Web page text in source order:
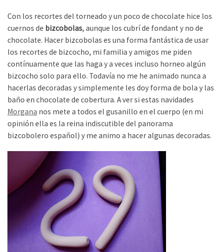
Con los recortes del torneado y un poco de chocolate hice los
cuernos de bizcobolas, aunque los cubrí de fondant y no de
chocolate. Hacer bizcobolas es una forma fantástica de usar
los recortes de bizcocho, mi familia y amigos me piden
contínuamente que las haga y a veces incluso horneo algún
bizcocho solo para ello. Todavía no me he animado nunca a
hacerlas decoradas y simplemente les doy forma de bola y las
baño en chocolate de cobertura. A ver si estas navidades
Morgana nos mete a todos el gusanillo en el cuerpo (en mi
opinión ella es la reina indiscutible del panorama
bizcobolero español) y me animo a hacer algunas decoradas.